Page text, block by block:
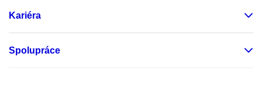
Kariéra
Spolupráce